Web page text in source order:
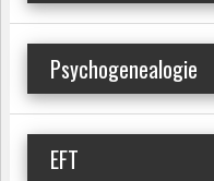
Psychogenealogie
EFT